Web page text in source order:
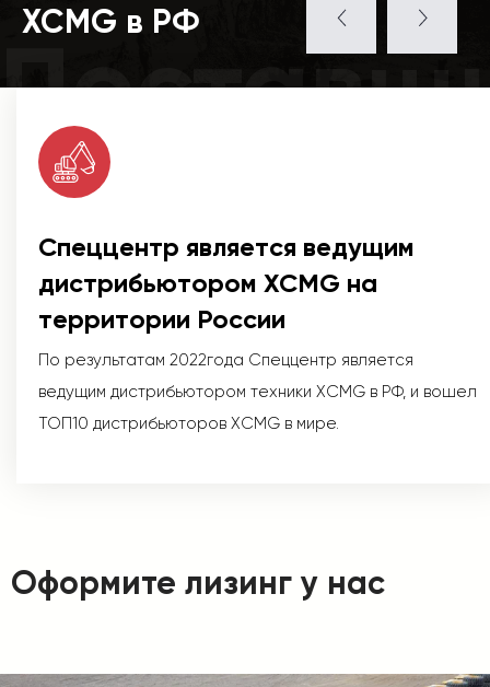
XCMG в РФ
Спеццентр является ведущим
дистрибьютором XCMG на
территории России
По результатам 2022года Спеццентр является
ведущим дистрибьютором техники XCMG в РФ, и вошел
ТОП10 дистрибьюторов XCMG в мире.
Оформите лизинг у нас